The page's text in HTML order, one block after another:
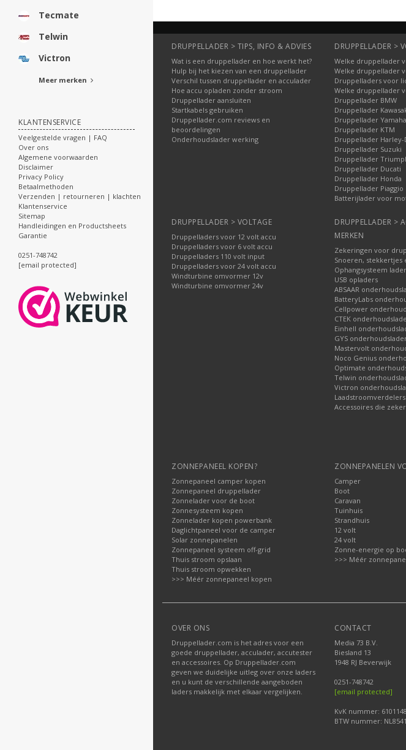
Tecmate
Telwin
Victron
Meer merken
KLANTENSERVICE
Veelgestelde vragen | FAQ
Over ons
Algemene voorwaarden
Disclaimer
Privacy Policy
Betaalmethoden
Verzenden | retourneren | klachten
Klantenservice
Sitemap
Handleidingen en Productsheets
Garantie
0251-748742
[email protected]
DRUPPELLADER > TIPS, INFO & ADVIES
Wat is een druppellader en hoe werkt het?
Hulp bij het kiezen van een druppellader
Verschil tussen druppellader en acculader
Hoe accu opladen zonder stroom
Druppellader aansluiten
Startkabels gebruiken
Druppellader.com reviews en
beoordelingen
Onderhoudslader werking
DRUPPELLADER >
Welke druppellader
Welke druppellader
Druppelladers voor
Welke druppellader
Druppellader BMW
Druppellader
Druppellader Yamaha
Druppellader KTM
Druppellader Harley-
Druppellader Suzuki
Druppellader
Druppellader Ducati
Druppellader Honda
Druppellader Piaggio
Batterijlader voor
DRUPPELLADER > VOLTAGE
Druppelladers voor 12 volt accu
Druppelladers voor 6 volt accu
Druppelladers 110 volt input
Druppelladers voor 24 volt accu
Windturbine omvormer 12v
Windturbine omvormer 24v
DRUPPELLADER >
MERKEN
Zekeringen voor
Snoeren, stekkertjes
Ophangsysteem
USB opladers
ABSAAR
BatteryLabs
Cellpower
CTEK
Einhell
GYS
Mastervolt
Noco Genius
Optimate
Telwin
Victron
Laadstroomverdelers
Accessoires die
ZONNEPANEEL KOPEN?
Zonnepaneel camper kopen
Zonnepaneel druppellader
Zonnelader voor de boot
Zonnesysteem kopen
Zonnelader kopen powerbank
Daglichtpaneel voor de camper
Solar zonnepanelen
Zonnepaneel systeem off-grid
Thuis stroom opslaan
Thuis stroom opwekken
>>> Méér zonnepaneel kopen
ZONNEPANELEN
Camper
Boot
Caravan
Tuinhuis
Strandhuis
12 volt
24 volt
Zonne-energie op
>>> Méér
OVER ONS
Druppellader.com is het adres voor een
goede druppellader, acculader, accutester
en accessoires. Op Druppellader.com
geven we duidelijke uitleg over onze laders
en u kunt de verschillende aangeboden
laders makkelijk met elkaar vergelijken.
CONTACT
Media 73 B.V.
Biesland 13
1948 RJ Beverwijk
0251-748742
[email protected]
KvK nummer:
BTW nummer: